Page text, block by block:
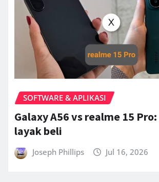
SOFTWARE & APLIKASI
Galaxy A56 vs realme 15
layak beli
Joseph Phillips Jul 16, 2026